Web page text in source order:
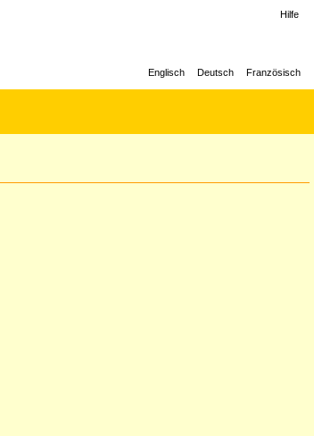
Hilfe
Englisch Deutsch Französisch